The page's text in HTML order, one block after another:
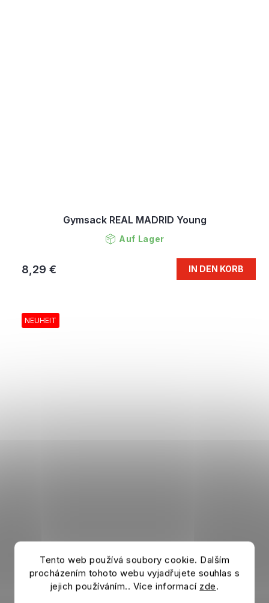
Tento web používá soubory cookie. Dalším
procházením tohoto webu vyjadřujete souhlas s
jejich používáním.. Více informací zde.
Gymsack REAL MADRID Young
Auf Lager
8,29 € IN DEN KORB
NEUHEIT